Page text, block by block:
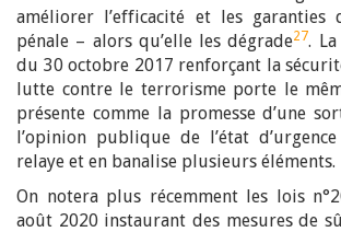
améliorer l’efficacité et les garanties
pénale – alors qu’elle les dégrade27.
du 30 octobre 2017 renforçant la
lutte contre le terrorisme porte le
présente comme la promesse d’une
l’opinion publique de l’état
relaye et en banalise plusieurs éléments.
On notera plus récemment les lois
août 2020 instaurant des mesures de